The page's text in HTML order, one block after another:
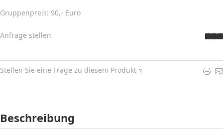
Gruppenpreis: 90,- Euro
Anfrage stellen
Stellen Sie eine Frage zu diesem Produkt
Beschreibung